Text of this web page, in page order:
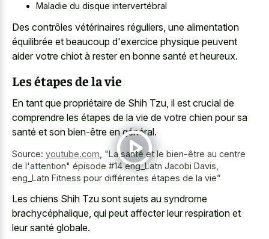
Maladie du disque intervertébral
Des contrôles vétérinaires réguliers, une alimentation
équilibrée et beaucoup d'exercice physique peuvent
aider votre chiot à rester en bonne santé et heureux.
Les étapes de la vie
En tant que propriétaire de Shih Tzu, il est crucial de
comprendre les étapes de la vie de votre chien pour sa
santé et son bien-être en général.
Source: youtube.com "La santé et le bien-être au centre
de l'attention" épisode #14 eng_Latn Jacobi Davis,
eng_Latn Fitness pour différentes étapes de la vie”
Les chiens Shih Tzu sont sujets au syndrome
brachycéphalique, qui peut affecter leur respiration et
leur santé globale.